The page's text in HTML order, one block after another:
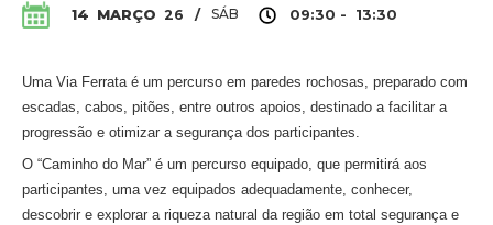
14 MARÇO 26 / SÁB 09:30 - 13:30
Uma Via Ferrata é um percurso em paredes rochosas, preparado com
escadas, cabos, pitões, entre outros apoios, destinado a facilitar a
progressão e otimizar a segurança dos participantes.
O “Caminho do Mar” é um percurso equipado, que permitirá aos
participantes, uma vez equipados adequadamente, conhecer,
descobrir e explorar a riqueza natural da região em total segurança e